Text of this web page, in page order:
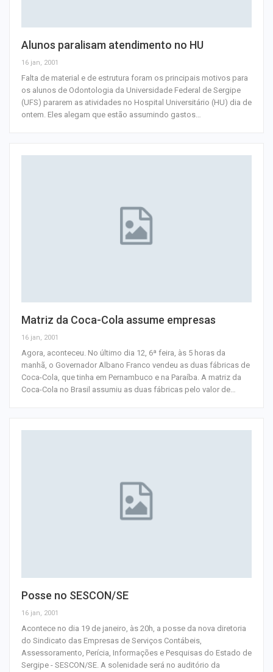
Alunos paralisam atendimento no HU
16 jan, 2001
Falta de material e de estrutura foram os principais motivos para
os alunos de Odontologia da Universidade Federal de Sergipe
(UFS) pararem as atividades no Hospital Universitário (HU) dia de
ontem. Eles alegam que estão assumindo gastos
Matriz da Coca-Cola assume empresas
16 jan, 2001
Agora, aconteceu. No último dia 12, 6ª feira, às 5 horas da
manhã, o Governador Albano Franco vendeu as duas fábricas de
Coca-Cola, que tinha em Pernambuco e na Paraíba. A matriz da
Coca-Cola no Brasil assumiu as duas fábricas pelo valor de…
Posse no SESCON/SE
16 jan, 2001
Acontece no dia 19 de janeiro, às 20h, a posse da nova diretoria
do Sindicato das Empresas de Serviços Contábeis,
Assessoramento, Perícia, Informações e Pesquisas do Estado de
Sergipe - SESCON/SE. A solenidade será no auditório da